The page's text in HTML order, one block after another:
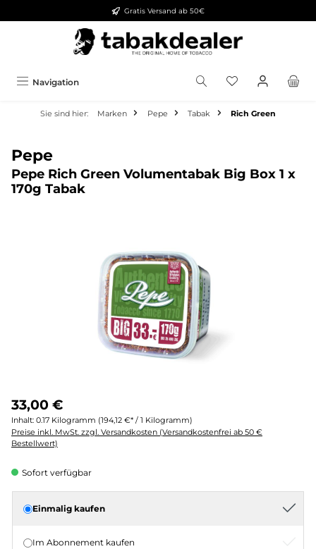
Gratis Versand ab 50€
Navigation
Sie sind hier: Marken Pepe Tabak Rich Green
Pepe
Pepe Rich Green Volumentabak Big Box 1 x
170g Tabak
33,00 €
Inhalt: 0.17 Kilogramm (194,12 €* / 1 Kilogramm)
Preise inkl. MwSt. zzgl. Versandkosten (Versandkostenfrei ab 50 €
Bestellwert)
Sofort verfügbar
Einmalig kaufen
Im Abonnement kaufen